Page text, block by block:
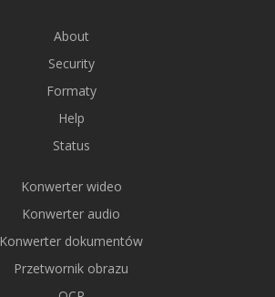
About
Security
Formaty
Help
Status
Konwerter wideo
Konwerter audio
Konwerter dokumentów
Przetwornik obrazu